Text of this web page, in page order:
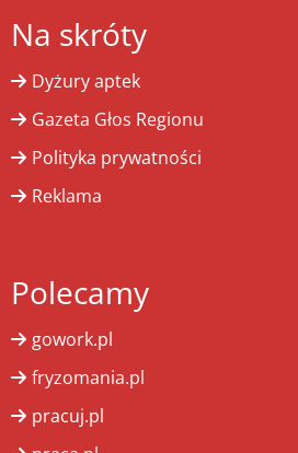
Na skróty
Dyżury aptek
Gazeta Głos Regionu
Polityka prywatności
Reklama
Polecamy
gowork.pl
fryzomania.pl
pracuj.pl